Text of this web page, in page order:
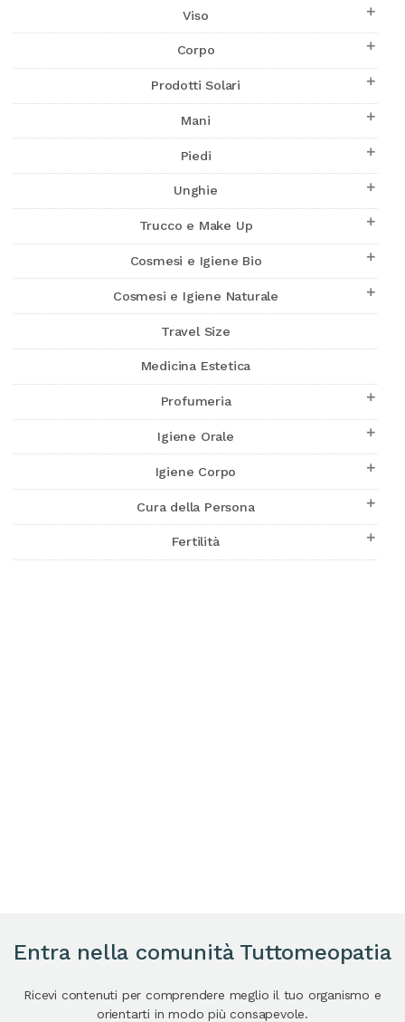
Viso 
Corpo 
Prodotti Solari 
Mani 
Piedi 
Unghie 
Trucco e Make Up 
Cosmesi e Igiene Bio 
Cosmesi e Igiene Naturale 
Travel Size
Medicina Estetica
Profumeria 
Igiene Orale 
Igiene Corpo 
Cura della Persona 
Fertilità 
Entra nella comunità Tuttomeopatia
Ricevi contenuti per comprendere meglio il tuo organismo e
orientarti in modo più consapevole.